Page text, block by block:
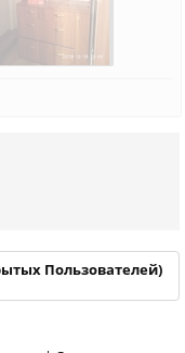
Пользователей)